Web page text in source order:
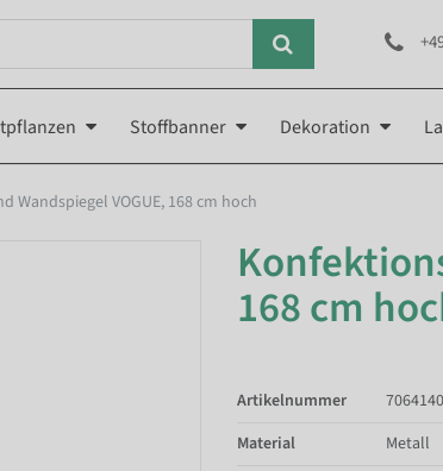
Stoffbanner Dekoration
Wandspiegel VOGUE, 168 cm hoch
168 cm
Artikelnummer
Material
Metall